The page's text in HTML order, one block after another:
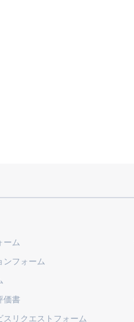
ーム
ンフォーム
価書
リクエストフォーム